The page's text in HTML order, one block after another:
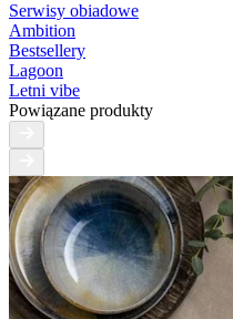
Serwisy obiadowe
Ambition
Bestsellery
Lagoon
Letni vibe
Powiązane produkty